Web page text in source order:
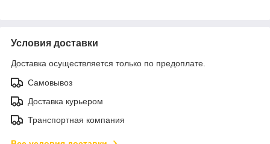
Условия доставки
Доставка осуществляется только по предоплате.
Самовывоз
Доставка курьером
Транспортная компания